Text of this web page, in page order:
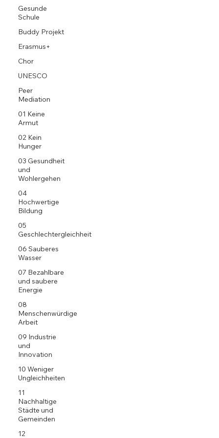
Gesunde
Schule
Buddy Projekt
Erasmus+
Chor
UNESCO
Peer
Mediation
01 Keine
Armut
02 Kein
Hunger
03 Gesundheit
und
Wohlergehen
04
Hochwertige
Bildung
05
Geschlechtergleichheit
06 Sauberes
Wasser
07 Bezahlbare
und saubere
Energie
08
Menschenwürdige
Arbeit
09 Industrie
und
Innovation
10 Weniger
Ungleichheiten
11
Nachhaltige
Städte und
Gemeinden
12